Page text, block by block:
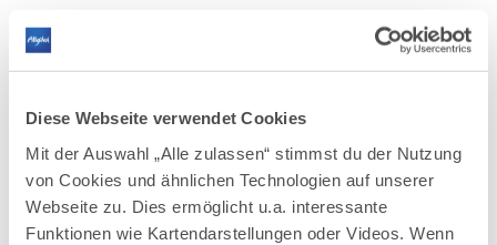
Diese Webseite verwendet Cookies
Mit der Auswahl „Alle zulassen“ stimmst du der Nutzung
von Cookies und ähnlichen Technologien auf unserer
Webseite zu. Dies ermöglicht u.a. interessante
Funktionen wie Kartendarstellungen oder Videos. Wenn
WANDERTOUR
Käserei-Tour – zusehen, staunen und
probieren
Diese schöne Wanderung führt uns durch den
Stadtwald zum Käserei-Museum in Gospoldshofen und
über das kleinere Herrgottsried zurück nach Bad
Wurzach.
mehr
dazu